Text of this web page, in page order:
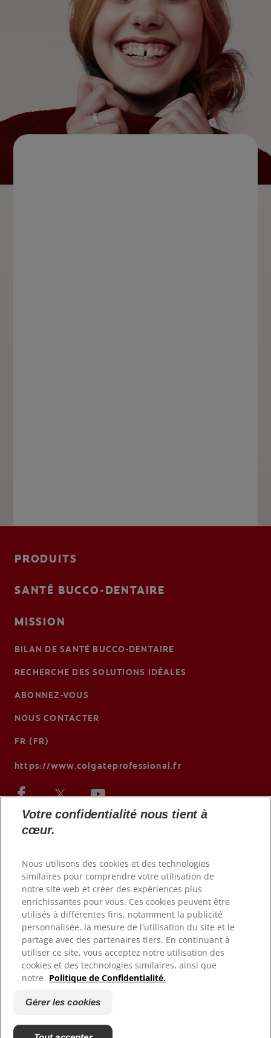
PRODUITS
SANTÉ BUCCO-DENTAIRE
MISSION
BILAN DE SANTÉ BUCCO-DENTAIRE
RECHERCHE DES SOLUTIONS IDÉALES
ABONNEZ-VOUS
NOUS CONTACTER
FR (FR)
https://www.colgateprofessional.fr
© 2026 Colgate-Palmolive Company. Tous droits réservés.
Conditions d'utilisation
Politique de confidentialité
Déclaration d'accessibilité
Gérer les cookies
environnementales
Votre confidentialité nous tient à
cœur.
Nous utilisons des cookies et des technologies
similaires pour comprendre votre utilisation de
notre site web et créer des expériences plus
enrichissantes pour vous. Ces cookies peuvent être
utilisés à différentes fins, notamment la publicité
personnalisée, la mesure de l'utilisation du site et le
partage avec des partenaires tiers. En continuant à
utiliser ce site, vous acceptez notre utilisation des
cookies et des technologies similaires, ainsi que
notre Politique de Confidentialité.
Gérer les cookies